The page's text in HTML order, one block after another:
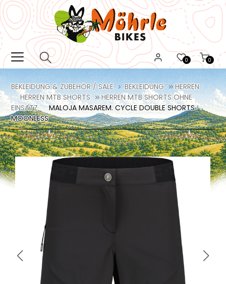
0
0
BEKLEIDUNG & ZUBEHÖR / SALE BEKLEIDUNG
HERREN
HERREN MTB SHORTS
HERREN MTB SHORTS OHNE
EINSATZ
MALOJA MASAREM. CYCLE DOUBLE SHORTS
MOONLESS